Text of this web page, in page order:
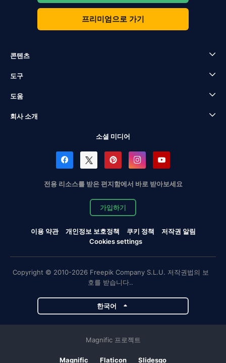
프리미엄으로 가기
콘텐츠
도구
도움
회사 소개
소셜 미디어
전용 리소스를 받은 편지함에서 바로 받아보세요
가입하기
이용 약관 개인정보 보호정책 쿠키 정책
저작권 알림
Cookies settings
Copyright © 2010-2026 Freepik Company S.L.U. 저작권법의 보
호를 받습니다..
한국어
Magnific 프로젝트
Magnific Flaticon Slidesgo